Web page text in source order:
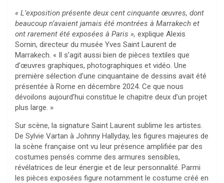
« L’exposition présente deux cent cinquante œuvres, dont
beaucoup n’avaient jamais été montrées à Marrakech et
ont rarement été exposées à Paris », explique Alexis
Sornin, directeur du musée Yves Saint Laurent de
Marrakech. « Il s’agit aussi bien de pièces textiles que
d’œuvres graphiques, photographiques et vidéo. Une
première sélection d’une cinquantaine de dessins avait été
présentée à Rome en décembre 2024. Ce que nous
dévoilons aujourd’hui constitue le chapitre deux d’un projet
plus large. »
Sur scène, la signature Saint Laurent sublime les artistes.
De Sylvie Vartan à Johnny Hallyday, les figures majeures de
la scène française ont vu leur présence amplifiée par des
costumes pensés comme des armures sensibles,
révélatrices de leur énergie et de leur personnalité. Parmi
les pièces exposées figure notamment le costume créé en